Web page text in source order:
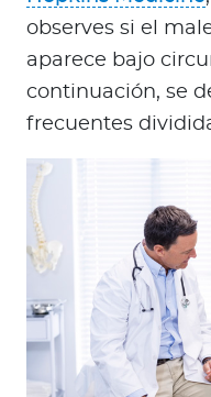
observes si el
aparece bajo
continuación, se
frecuentes